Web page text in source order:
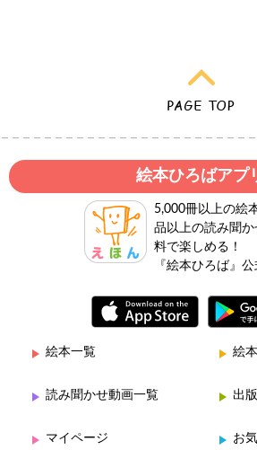
絵本ひろばアプ
5,000冊以上の絵
品以上の読み聞
料で楽しめる！
『絵本ひろば』公
絵本一覧 絵
読み聞かせ動画一覧 出
マイページ お